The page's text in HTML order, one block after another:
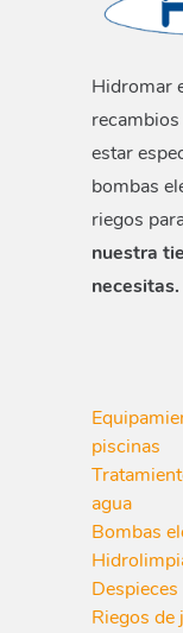
Hidromar
estar
bombas
riegos
nuestra
necesitas.
piscinas
agua
Bombas
Despieces
Riegos de